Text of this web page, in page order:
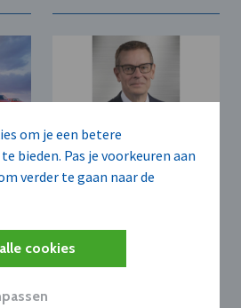
om je een betere
bieden. Pas je voorkeuren aan
verder te gaan naar de
cookies
Ram en Jeep